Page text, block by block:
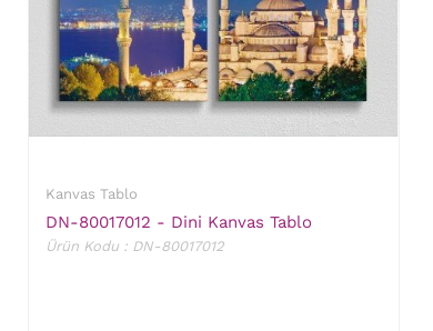
Kanvas Tablo
DN-80017012 - Dini Kanvas Tablo
Ürün Kodu : DN-80017012